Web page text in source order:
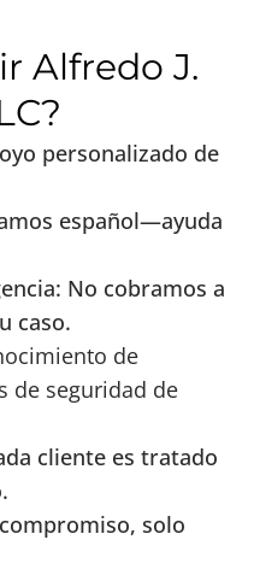
Alfredo J.
personalizado de
español—ayuda
No cobramos a
caso.
de
de seguridad de
cliente es tratado
solo